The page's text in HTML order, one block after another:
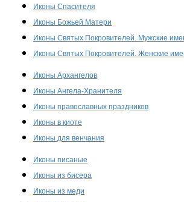
Иконы Спасителя
Иконы Божьей Матери
Иконы Святых Покровителей. Мужские
Иконы Святых Покровителей. Женские
Иконы Архангелов
Иконы Ангела-Хранителя
Иконы православных праздников
Иконы в киоте
Иконы для венчания
Иконы писаные
Иконы из бисера
Иконы из меди